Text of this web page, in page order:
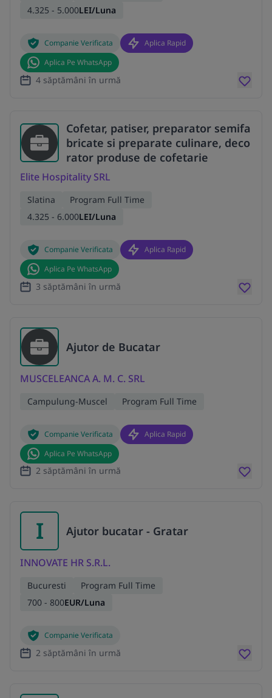
4.325 - 5.000LEI/Luna
Companie Verificata
Aplica Rapid
Aplica Pe WhatsApp
4 săptămâni în urmă
Cofetar, patiser, preparator semifa
bricate si preparate culinare, deco
rator produse de cofetarie
Elite Hospitality SRL
Slatina
Program Full Time
4.325 - 6.000LEI/Luna
Companie Verificata
Aplica Rapid
Aplica Pe WhatsApp
3 săptămâni în urmă
Ajutor de Bucatar
MUSCELEANCA A. M. C. SRL
Campulung-Muscel Program Full Time
Companie Verificata
Aplica Rapid
Aplica Pe WhatsApp
2 săptămâni în urmă
I Ajutor bucatar - Gratar
INNOVATE HR S.R.L.
Bucuresti
Program Full Time
700 - 800EUR/Luna
Companie Verificata
2 săptămâni în urmă